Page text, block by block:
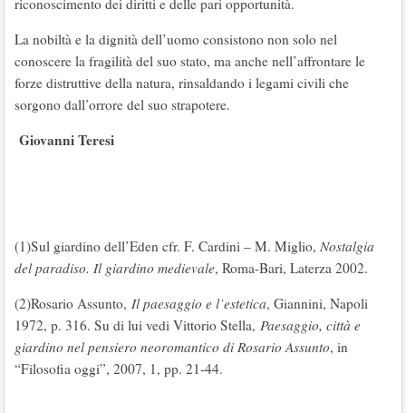
riconoscimento dei diritti e delle pari opportunità.
La nobiltà e la dignità dell’uomo consistono non solo nel
conoscere la fragilità del suo stato, ma anche nell’affrontare le
forze distruttive della natura, rinsaldando i legami civili che
sorgono dall’orrore del suo strapotere.
Giovanni Teresi
(1)Sul giardino dell’Eden cfr. F. Cardini – M. Miglio, Nostalgia
del paradiso. Il giardino medievale, Roma-Bari, Laterza 2002.
(2)Rosario Assunto, Il paesaggio e l’estetica, Giannini, Napoli
1972, p. 316. Su di lui vedi Vittorio Stella, Paesaggio, città e
giardino nel pensiero neoromantico di Rosario Assunto, in
“Filosofia oggi”, 2007, 1, pp. 21-44.